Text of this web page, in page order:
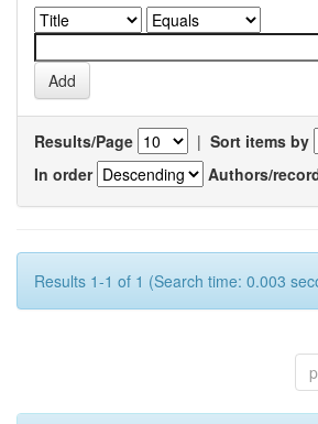
Results/Page | Sort items by
In order
Authors/
Results 1-1 of 1 (Search time: 0.003